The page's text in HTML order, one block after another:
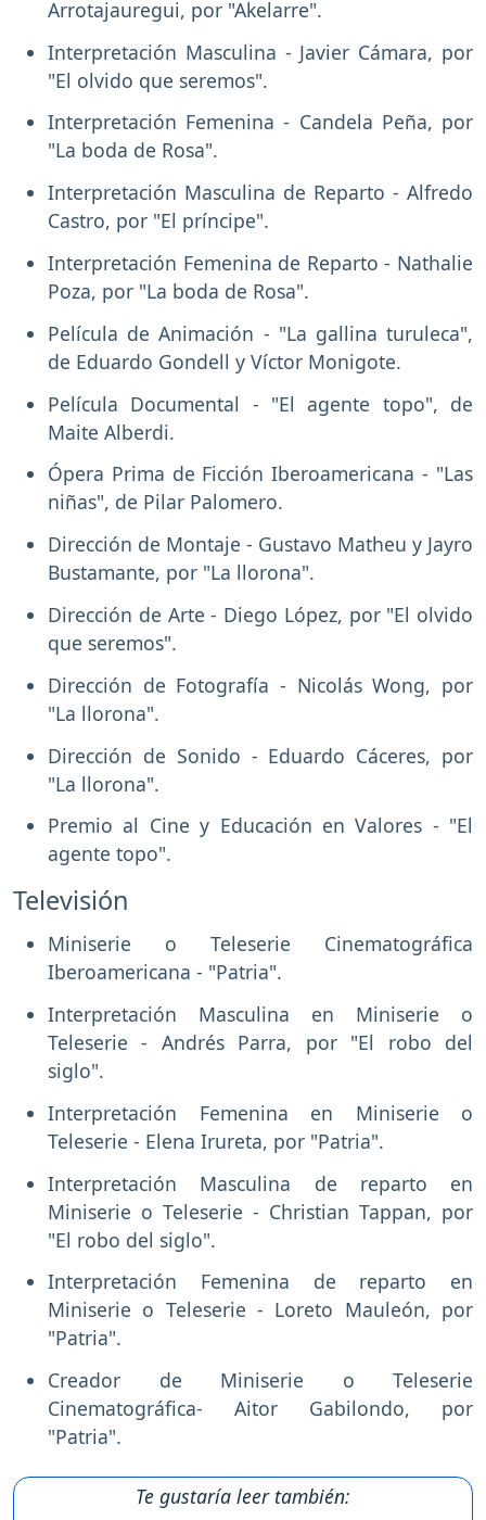
Arrotajauregui, por "Akelarre".
Interpretación Masculina - Javier Cámara, por
"El olvido que seremos".
Interpretación Femenina - Candela Peña, por
"La boda de Rosa".
Interpretación Masculina de Reparto - Alfredo
Castro, por "El príncipe".
Interpretación Femenina de Reparto - Nathalie
Poza, por "La boda de Rosa".
Película de Animación - "La gallina turuleca",
de Eduardo Gondell y Víctor Monigote.
Película Documental - "El agente topo", de
Maite Alberdi.
Ópera Prima de Ficción Iberoamericana - "Las
niñas", de Pilar Palomero.
Dirección de Montaje - Gustavo Matheu y Jayro
Bustamante, por "La llorona".
Dirección de Arte - Diego López, por "El olvido
que seremos".
Dirección de Fotografía - Nicolás Wong, por
"La llorona".
Dirección de Sonido - Eduardo Cáceres, por
"La llorona".
Premio al Cine y Educación en Valores - "El
agente topo".
Televisión
Miniserie o Teleserie Cinematográfica
Iberoamericana - "Patria".
Interpretación Masculina en Miniserie o
Teleserie - Andrés Parra, por "El robo del
siglo".
Interpretación Femenina en Miniserie o
Teleserie - Elena Irureta, por "Patria".
Interpretación Masculina de reparto en
Miniserie o Teleserie - Christian Tappan, por
"El robo del siglo".
Interpretación Femenina de reparto en
Miniserie o Teleserie - Loreto Mauleón, por
"Patria".
Creador de Miniserie o Teleserie
Cinematográfica- Aitor Gabilondo, por
"Patria".
Te gustaría leer también: